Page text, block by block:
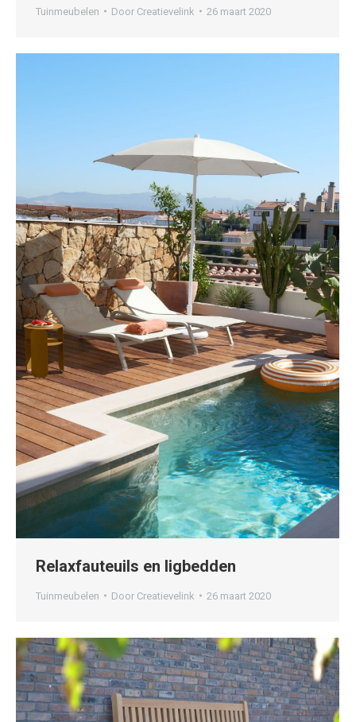
Tuinmeubelen Door Creatievelink 26 maart 2020
Relaxfauteuils en ligbedden
Tuinmeubelen Door Creatievelink 26 maart 2020